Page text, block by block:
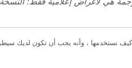
نستخدمها ، وأنه يجب أن تكون لديك